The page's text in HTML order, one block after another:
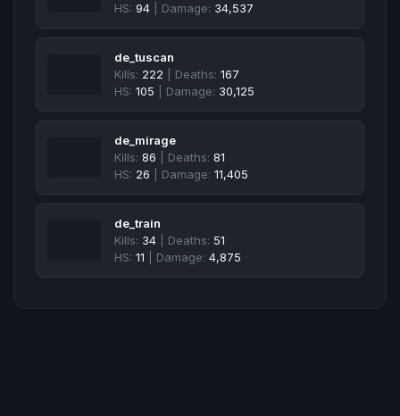
HS: 94 | Damage: 34,537
de_tuscan
Kills: 222 | Deaths: 167
HS: 105 | Damage: 30,125
de_mirage
Kills: 86 | Deaths: 81
HS: 26 | Damage: 11,405
de_train
Kills: 34 | Deaths: 51
HS: 11 | Damage: 4,875